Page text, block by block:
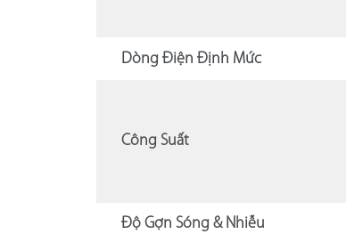
Dòng Điện Định Mức
Công Suất
Độ Gợn Sóng & Nhiễu